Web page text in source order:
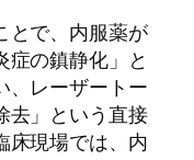
とで、内服薬が
症の鎮静化」と
、レーザートー
去」という直接
床現場では、内